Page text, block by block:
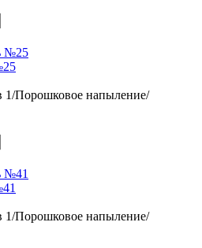
1/Порошковое напыление/
1/Порошковое напыление/